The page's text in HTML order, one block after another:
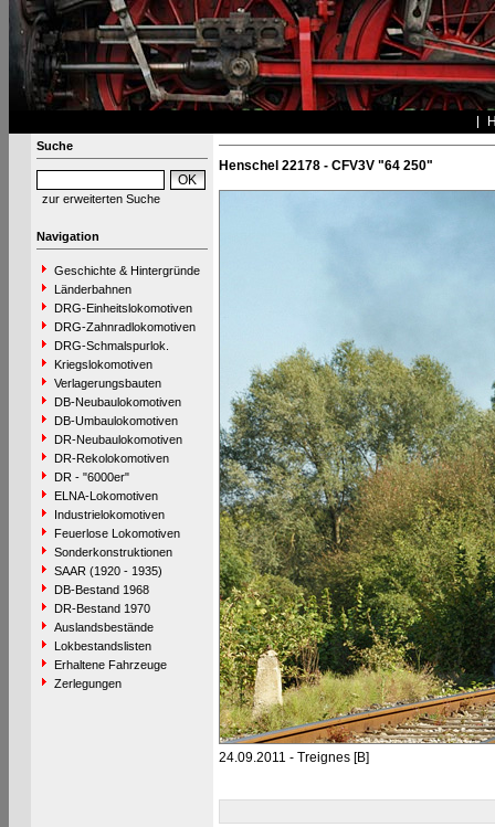
Suche
zur erweiterten Suche
Navigation
Geschichte & Hintergründe
Länderbahnen
DRG-Einheitslokomotiven
DRG-Zahnradlokomotiven
DRG-Schmalspurlok.
Kriegslokomotiven
Verlagerungsbauten
DB-Neubaulokomotiven
DB-Umbaulokomotiven
DR-Neubaulokomotiven
DR-Rekolokomotiven
DR - "6000er"
ELNA-Lokomotiven
Industrielokomotiven
Feuerlose Lokomotiven
Sonderkonstruktionen
SAAR (1920 - 1935)
DB-Bestand 1968
DR-Bestand 1970
Auslandsbestände
Lokbestandslisten
Erhaltene Fahrzeuge
Zerlegungen
Henschel 22178 - CFV3V "64 250"
24.09.2011 - Treignes [B]